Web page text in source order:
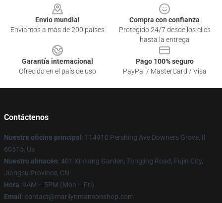
Envío mundial
Enviamos a más de 200 países
Compra con confianza
Protegido 24/7 desde los clics
hasta la entrega
Garantía internacional
Ofrecido en el país de uso
Pago 100% seguro
PayPal / MasterCard / Visa
Contáctenos
Nuestra oficina principal : 114910 Pershing Ave Downers Grove, Il
60515, Us
Nuestro almacén: 401 Xinkang Garden, Tongjing Road, Fujin City,
Jiangsu Province, CN
Hora: 9AM – 5PM (Mon – Fri)
Email : contact@marilynmansonshop.com